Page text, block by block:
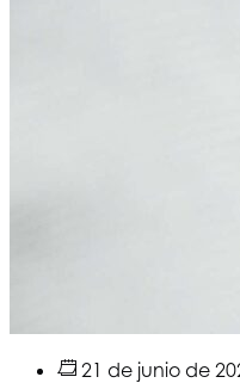
21 de junio de